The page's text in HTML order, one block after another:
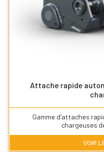
Attache rapide
Gamme d'attaches
chargeuses
VOIR